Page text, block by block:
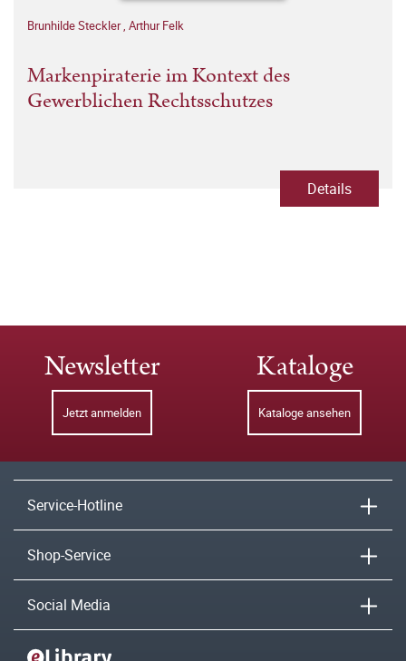
Brunhilde Steckler, Arthur Felk
Markenpiraterie im Kontext des
Gewerblichen Rechtsschutzes
Details
Newsletter
Jetzt anmelden
Kataloge
Kataloge ansehen
Service-Hotline
Shop-Service
Social Media